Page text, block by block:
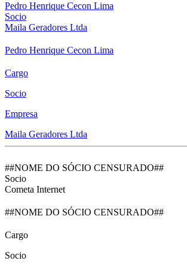
Pedro Henrique Cecon Lima
Socio
Maila Geradores Ltda
Pedro Henrique Cecon Lima
Cargo
Socio
Empresa
Maila Geradores Ltda
##NOME DO SÓCIO CENSURADO##
Socio
Cometa Internet
##NOME DO SÓCIO CENSURADO##
Cargo
Socio